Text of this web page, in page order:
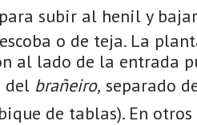
para subir al henil y
o de teja. La
al lado de la entrada
del brañeiro, separado
de tablas). En otros